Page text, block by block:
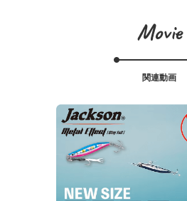
Movie
関連動画